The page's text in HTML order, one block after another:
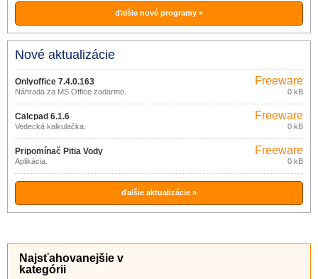
ďalšie nové programy »
Nové aktualizácie
Onlyoffice 7.4.0.163
Náhrada za MS Office zadarmo.
Freeware
0 kB
Calcpad 6.1.6
Vedecká kalkulačka.
Freeware
0 kB
Pripomínač Pitia Vody
Aplikácia.
Freeware
0 kB
ďalšie aktualizácie »
Najsťahovanejšie v
kategórii